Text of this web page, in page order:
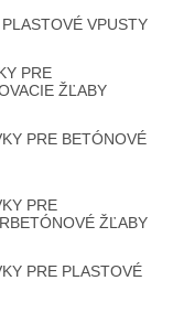
VPUSTY
PRE
ŽĽABY
PRE BETÓNOVÉ
PRE
ŽĽABY
PRE PLASTOVÉ